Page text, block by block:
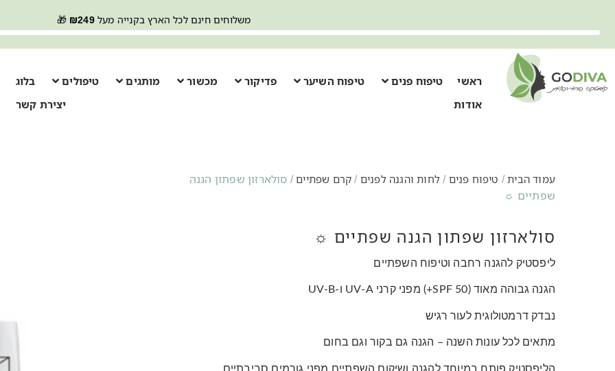
משלוחים חינם לכל הארץ בקנייה מעל ₪249
🎁
ראשי טיפוח פנים טיפוח השיער פדיקור מכשור מותגים טיפולים
בלוג
אודות
יצירת קשר
עמוד הבית/ טיפוח פנים /לחות והגנה לפנים / קרם שפתיים/ סולארזון שפתון הגנה
שפתיים ☼
סולארזון שפתון הגנה שפתיים ☼
ליפסטיק להגנה רחבה וטיפוח השפתיים
הגנה גבוהה מאוד (SPF 50+) מפני קרני UV-A ו-UV-B
נבדק דרמטולוגית לעור רגיש
מתאים לכל עונות השנה – הגנה גם בקור וגם בחום
הליפסטיק פותח במיוחד להגנה ושיקום השפתיים מפני גורמים סביבתיים